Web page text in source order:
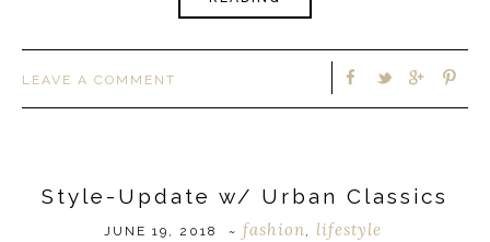
LEAVE A COMMENT
Style-Update w/ Urban Classics
JUNE 19, 2018 ~ fashion, lifestyle